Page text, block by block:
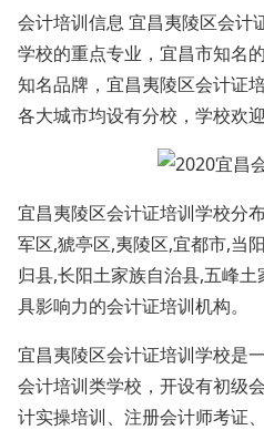
会计培训信息 宜昌夷陵区会计
学校的重点专业，宜昌市知名
知名品牌，宜昌夷陵区会计证
各大城市均设有分校，学校欢迎
宜昌夷陵区会计证培训学校分
军区,猇亭区,夷陵区,宜都市,当
归县,长阳土家族自治县,五峰
具影响力的会计证培训机构。
宜昌夷陵区会计证培训学校是
会计培训类学校，开设有初级
计实操培训、注册会计师考证